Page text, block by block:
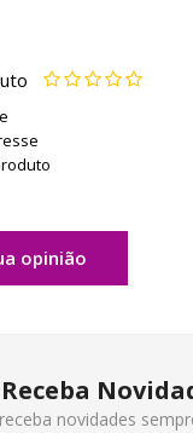
opinião
Receba
novidades